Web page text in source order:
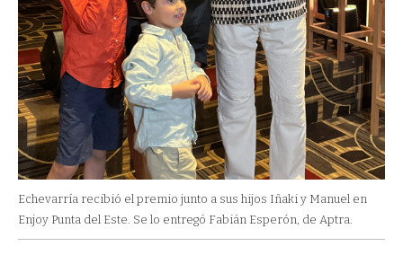
Echevarría recibió el premio junto a sus hijos Iñaki y Manuel en
Enjoy Punta del Este. Se lo entregó Fabián Esperón, de Aptra.